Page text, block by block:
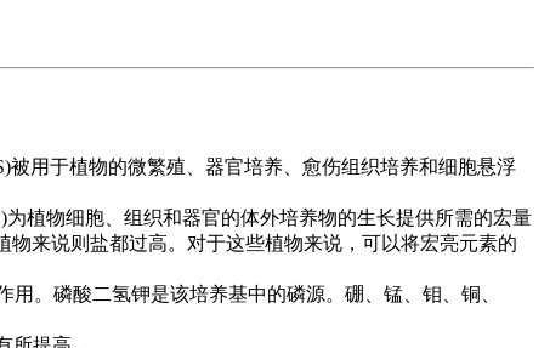
被用于植物的微繁殖、器官培养、愈伤组织培养和细胞悬浮
为植物细胞、组织和器官的体外培养物的生长提供所需的宏量
来说则盐都过高。对于这些植物来说，可以将宏亮元素的
。磷酸二氢钾是该培养基中的磷源。硼、锰、钼、铜、